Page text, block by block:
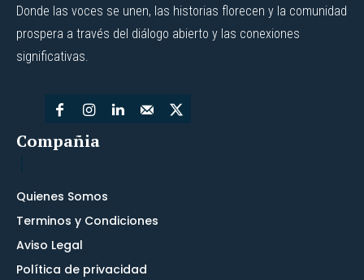
Donde las voces se unen, las historias florecen y la comunidad
prospera a través del diálogo abierto y las conexiones
significativas.
Compañia
Quienes Somos
Terminos y Condiciones
Aviso Legal
Política de privacidad